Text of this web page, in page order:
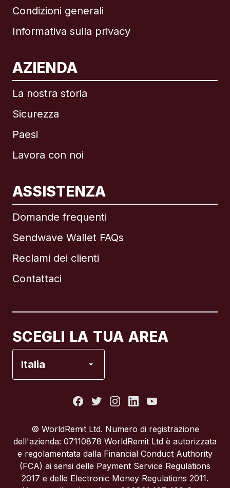
Condizioni generali
Informativa sulla privacy
AZIENDA
La nostra storia
Sicurezza
Paesi
Lavora con noi
ASSISTENZA
Domande frequenti
Sendwave Wallet FAQs
Reclami dei clienti
Contattaci
SCEGLI LA TUA AREA
Italia
Internazionale English
Brasile
Regno Unito
Spagna
© WorldRemit Ltd. Numero di registrazione
dell'azienda: 07110878 WorldRemit Ltd è autorizzata
e regolamentata dalla Financial Conduct Authority
(FCA) ai sensi delle Payment Service Regulations
2017 e delle Electronic Money Regulations 2011.